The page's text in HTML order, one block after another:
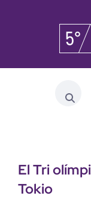
El Tri
Tokio